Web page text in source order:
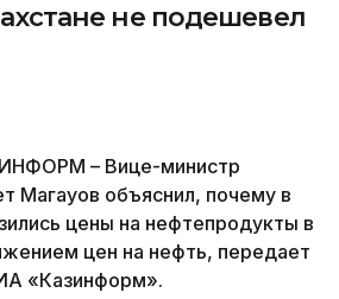
не подешевел
– Вице-министр
Магауов объяснил, почему в
цены на нефтепродукты в
цен на нефть, передает
«Казинформ».